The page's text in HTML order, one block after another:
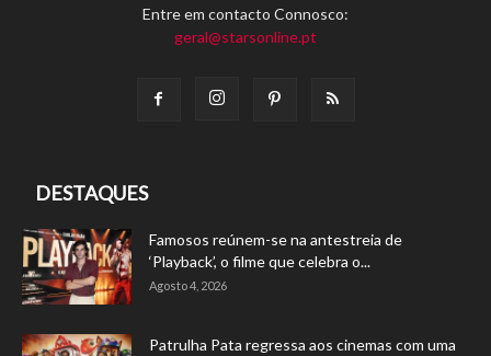
Entre em contacto Connosco:
geral@starsonline.pt
DESTAQUES
Famosos reúnem-se na antestreia de
‘Playback’, o filme que celebra o...
Agosto 4, 2026
Patrulha Pata regressa aos cinemas com uma